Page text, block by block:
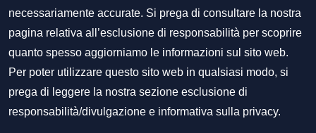
necessariamente accurate. Si prega di consultare la nostra
pagina relativa all’esclusione di responsabilità per scoprire
quanto spesso aggiorniamo le informazioni sul sito web.
Per poter utilizzare questo sito web in qualsiasi modo, si
prega di leggere la nostra sezione esclusione di
responsabilità/divulgazione e informativa sulla privacy.